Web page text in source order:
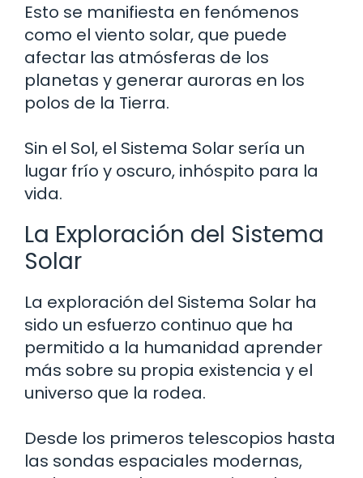
Esto se manifiesta en fenómenos
como el viento solar, que puede
afectar las atmósferas de los
planetas y generar auroras en los
polos de la Tierra.
Sin el Sol, el Sistema Solar sería un
lugar frío y oscuro, inhóspito para la
vida.
La Exploración del Sistema
Solar
La exploración del Sistema Solar ha
sido un esfuerzo continuo que ha
permitido a la humanidad aprender
más sobre su propia existencia y el
universo que la rodea.
Desde los primeros telescopios hasta
las sondas espaciales modernas,